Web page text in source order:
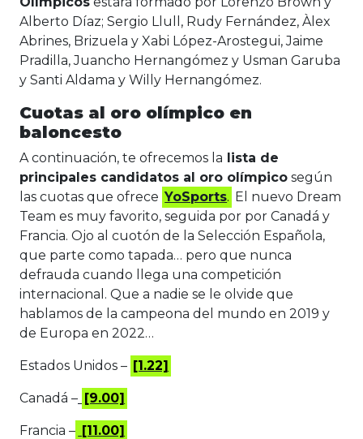
Alberto Díaz; Sergio Llull, Rudy Fernández, Àlex
Abrines, Brizuela y Xabi López-Arostegui, Jaime
Pradilla, Juancho Hernangómez y Usman Garuba
y Santi Aldama y Willy Hernangómez.
Cuotas al oro olímpico en
baloncesto
A continuación, te ofrecemos la lista de
principales candidatos al oro olímpico según
las cuotas que ofrece YoSports. El nuevo Dream
Team es muy favorito, seguida por por Canadá y
Francia. Ojo al cuotón de la Selección Española,
que parte como tapada… pero que nunca
defrauda cuando llega una competición
internacional. Que a nadie se le olvide que
hablamos de la campeona del mundo en 2019 y
de Europa en 2022…
Estados Unidos – [1.22]
Canadá – [9.00]
Francia – [11.00]